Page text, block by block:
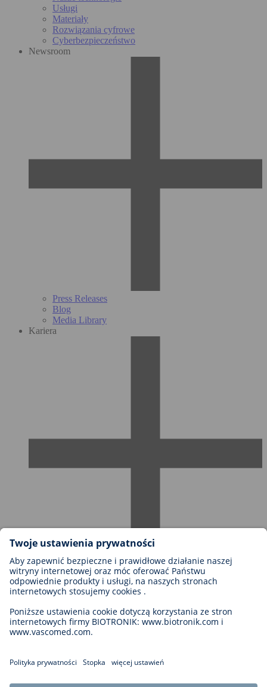
Usługi
Materiały
Rozwiązania cyfrowe
Cyberbezpieczeństwo
Newsroom
Press Releases
Blog
Media Library
Kariera
Możliwości kariery w firmie BIOTRONIK
Szczeble kariery
Dlaczego warto z nami pracować?
Aplikacja
Możliwości rozwoju kariery
Cookie Settings